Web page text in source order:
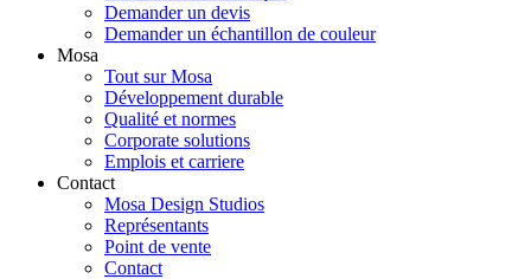
Demander un devis
Demander un échantillon de couleur
Mosa
Tout sur Mosa
Développement durable
Qualité et normes
Corporate solutions
Emplois et carriere
Contact
Mosa Design Studios
Représentants
Point de vente
Contact